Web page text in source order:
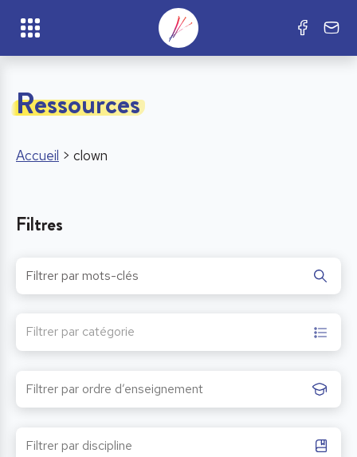
Ressources
Accueil > clown
Filtres
Filtrer par catégorie